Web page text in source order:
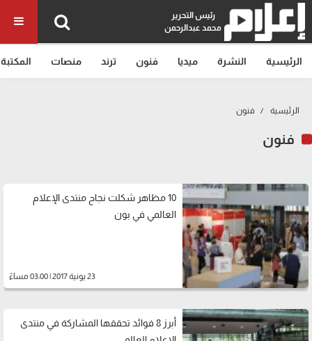
رئيس التحرير
محمد عبدالرحمن
الرئيسية النشرة ميديا فنون ترند منصات المكتبة
الرئيسية فنون
فنون
10 مظاهر شكلت نجاح منتدى الإعلام
العالمي في بون
23 يونية 2017 | 03:00 مساءً
أبرز 8 فوائد تحققها المشاركة في منتدى